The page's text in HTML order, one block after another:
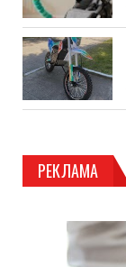
РЕКЛАМА